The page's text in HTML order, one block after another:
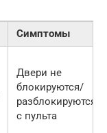
Симптомы
Двери не
блокируются/
разблокируются
с пульта